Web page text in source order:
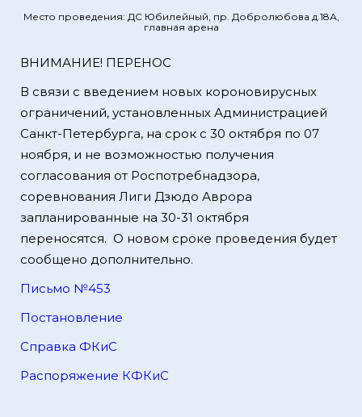
Место проведения: ДС Юбилейный, пр. Добролюбова д.18А,
главная арена
ВНИМАНИЕ! ПЕРЕНОС
В связи с введением новых короновирусных
ограничений, установленных Администрацией
Санкт-Петербурга, на срок с 30 октября по 07
ноября, и не возможностью получения
согласования от Роспотребнадзора,
соревнования Лиги Дзюдо Аврора
запланированные на 30-31 октября
переносятся. О новом сроке проведения будет
сообщено дополнительно.
Письмо №453
Постановление
Справка ФКиС
Распоряжение КФКиС